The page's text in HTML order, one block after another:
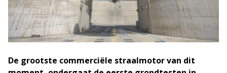
De grootste commerciële straalmotor van dit